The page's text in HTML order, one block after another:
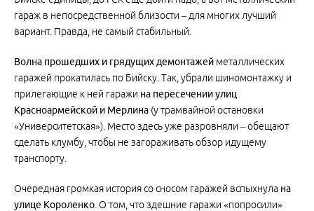
гараж в непосредственной близости – для многих лучший
вариант. Правда, не самый стабильный.
Волна прошедших и грядущих демонтажей металлических
гаражей прокатилась по Бийску. Так, убрали шиномонтажку и
прилегающие к ней гаражи на пересечении улиц
Красноармейской и Мерлина (у трамвайной остановки
«Университетская»). Место здесь уже разровняли – обещают
сделать клумбу, чтобы не загораживать обзор идущему
транспорту.
Очередная громкая история со сносом гаражей вспыхнула на
улице Короленко . О том, что здешние гаражи «попросили»